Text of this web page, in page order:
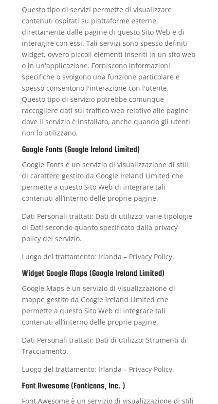
Questo tipo di servizi permette di visualizzare
contenuti ospitati su piattaforme esterne
direttamente dalle pagine di questo Sito Web e di
interagire con essi. Tali servizi sono spesso definiti
widget, ovvero piccoli elementi inseriti in un sito web
o in un'applicazione. Forniscono informazioni
specifiche o svolgono una funzione particolare e
spesso consentono l'interazione con l'utente.
Questo tipo di servizio potrebbe comunque
raccogliere dati sul traffico web relativo alle pagine
dove il servizio è installato, anche quando gli utenti
non lo utilizzano.
Google Fonts (Google Ireland Limited)
Google Fonts è un servizio di visualizzazione di stili
di carattere gestito da Google Ireland Limited che
permette a questo Sito Web di integrare tali
contenuti all’interno delle proprie pagine.
Dati Personali trattati: Dati di utilizzo; varie tipologie
di Dati secondo quanto specificato dalla privacy
policy del servizio.
Luogo del trattamento: Irlanda – Privacy Policy.
Widget Google Maps (Google Ireland Limited)
Google Maps è un servizio di visualizzazione di
mappe gestito da Google Ireland Limited che
permette a questo Sito Web di integrare tali
contenuti all’interno delle proprie pagine.
Dati Personali trattati: Dati di utilizzo; Strumenti di
Tracciamento.
Luogo del trattamento: Irlanda – Privacy Policy.
Font Awesome (Fonticons, Inc. )
Font Awesome è un servizio di visualizzazione di stili